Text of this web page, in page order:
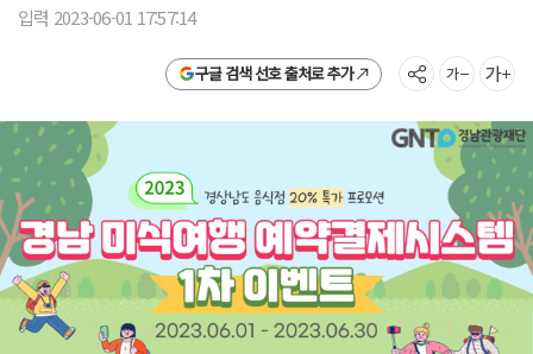
입력 2023-06-01 17:57:14
구글 검색 선호 출처로 추가